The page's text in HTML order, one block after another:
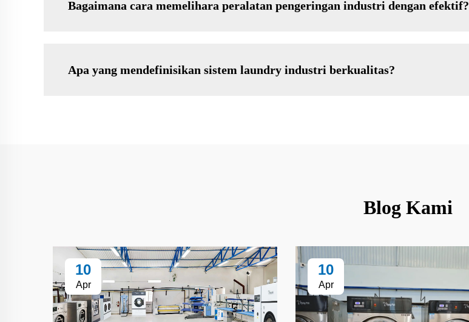
Bagaimana cara memelihara peralatan pengeringan industri dengan efektif?
Apa yang mendefinisikan sistem laundry industri berkualitas?
Blog Kami
10
Apr
10
Apr